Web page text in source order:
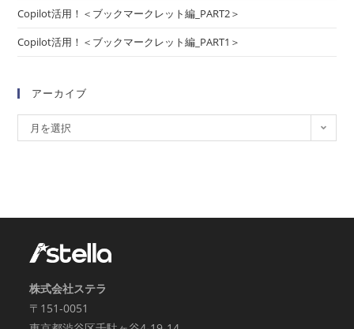
Copilot活用！＜ブックマークレット編_PART2＞
Copilot活用！＜ブックマークレット編_PART1＞
アーカイブ
月を選択
株式会社ステラ
〒151-0051